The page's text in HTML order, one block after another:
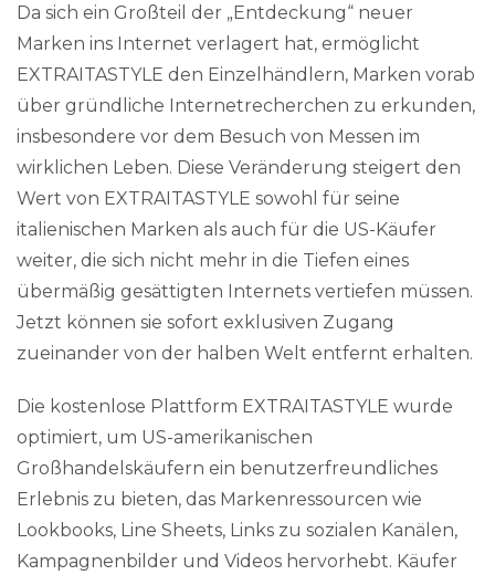
Da sich ein Großteil der „Entdeckung“ neuer
Marken ins Internet verlagert hat, ermöglicht
EXTRAITASTYLE den Einzelhändlern, Marken vorab
über gründliche Internetrecherchen zu erkunden,
insbesondere vor dem Besuch von Messen im
wirklichen Leben. Diese Veränderung steigert den
Wert von EXTRAITASTYLE sowohl für seine
italienischen Marken als auch für die US-Käufer
weiter, die sich nicht mehr in die Tiefen eines
übermäßig gesättigten Internets vertiefen müssen.
Jetzt können sie sofort exklusiven Zugang
zueinander von der halben Welt entfernt erhalten.
Die kostenlose Plattform EXTRAITASTYLE wurde
optimiert, um US-amerikanischen
Großhandelskäufern ein benutzerfreundliches
Erlebnis zu bieten, das Markenressourcen wie
Lookbooks, Line Sheets, Links zu sozialen Kanälen,
Kampagnenbilder und Videos hervorhebt. Käufer